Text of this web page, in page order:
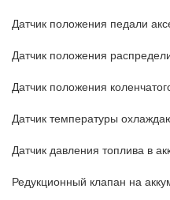
Датчик положения педали
Датчик положения
Датчик положения
Датчик температуры
Датчик давления топлива в
Редукционный клапан на